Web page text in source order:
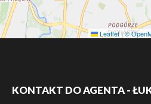
Leaflet| ©
KONTAKT DO AGENTA -